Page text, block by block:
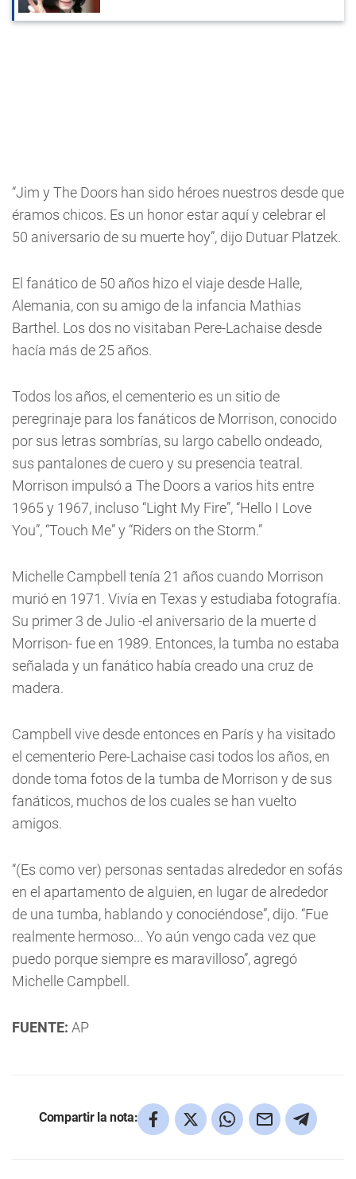
“Jim y The Doors han sido héroes nuestros desde que
éramos chicos. Es un honor estar aquí y celebrar el
50 aniversario de su muerte hoy”, dijo Dutuar Platzek.
El fanático de 50 años hizo el viaje desde Halle,
Alemania, con su amigo de la infancia Mathias
Barthel. Los dos no visitaban Pere-Lachaise desde
hacía más de 25 años.
Todos los años, el cementerio es un sitio de
peregrinaje para los fanáticos de Morrison, conocido
por sus letras sombrías, su largo cabello ondeado,
sus pantalones de cuero y su presencia teatral.
Morrison impulsó a The Doors a varios hits entre
1965 y 1967, incluso “Light My Fire”, “Hello I Love
You”, “Touch Me” y “Riders on the Storm.”
Michelle Campbell tenía 21 años cuando Morrison
murió en 1971. Vivía en Texas y estudiaba fotografía.
Su primer 3 de Julio -el aniversario de la muerte d
Morrison- fue en 1989. Entonces, la tumba no estaba
señalada y un fanático había creado una cruz de
madera.
Campbell vive desde entonces en París y ha visitado
el cementerio Pere-Lachaise casi todos los años, en
donde toma fotos de la tumba de Morrison y de sus
fanáticos, muchos de los cuales se han vuelto
amigos.
“(Es como ver) personas sentadas alrededor en sofás
en el apartamento de alguien, en lugar de alrededor
de una tumba, hablando y conociéndose”, dijo. “Fue
realmente hermoso... Yo aún vengo cada vez que
puedo porque siempre es maravilloso”, agregó
Michelle Campbell.
FUENTE: AP
Compartir la nota: